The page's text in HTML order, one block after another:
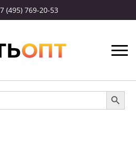
(495) 769-20-53
Search Button